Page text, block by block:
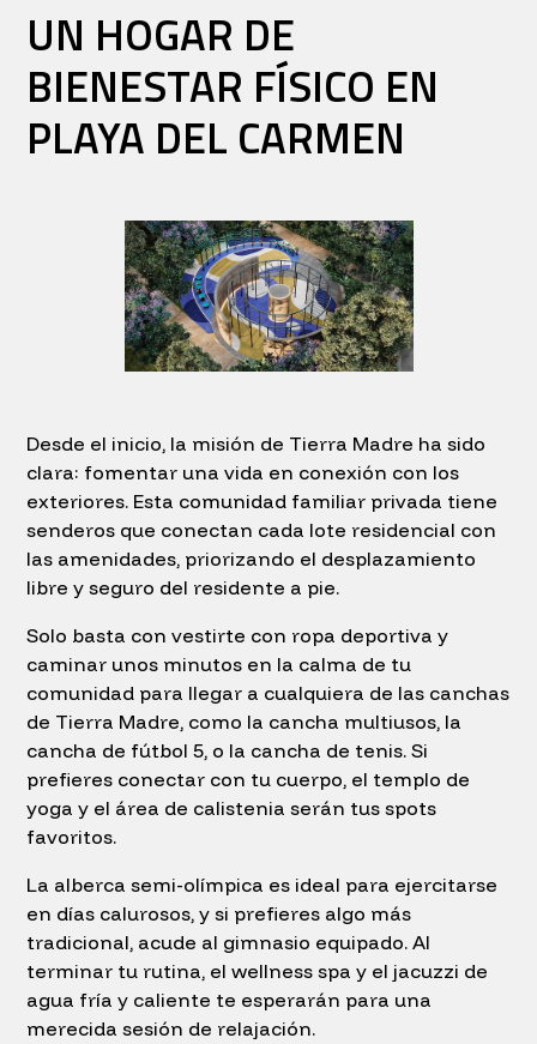
UN HOGAR DE
BIENESTAR FÍSICO EN
PLAYA DEL CARMEN
Desde el inicio, la misión de Tierra Madre ha sido
clara: fomentar una vida en conexión con los
exteriores. Esta comunidad familiar privada tiene
senderos que conectan cada lote residencial con
las amenidades, priorizando el desplazamiento
libre y seguro del residente a pie.
Solo basta con vestirte con ropa deportiva y
caminar unos minutos en la calma de tu
comunidad para llegar a cualquiera de las canchas
de Tierra Madre, como la cancha multiusos, la
cancha de fútbol 5, o la cancha de tenis. Si
prefieres conectar con tu cuerpo, el templo de
yoga y el área de calistenia serán tus spots
favoritos.
La alberca semi-olímpica es ideal para ejercitarse
en días calurosos, y si prefieres algo más
tradicional, acude al gimnasio equipado. Al
terminar tu rutina, el wellness spa y el jacuzzi de
agua fría y caliente te esperarán para una
merecida sesión de relajación.